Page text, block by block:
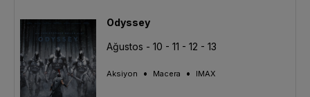
Odyssey
Ağustos - 10 - 11 - 12 - 13
Aksiyon • Macera • IMAX